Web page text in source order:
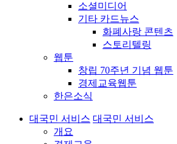
소셜미디어
기타 카드뉴스
화폐사랑 콘텐츠
스토리텔링
웹툰
창립 70주년 기념 웹툰
경제교육웹툰
한은소식
대국민 서비스 대국민 서비스
개요